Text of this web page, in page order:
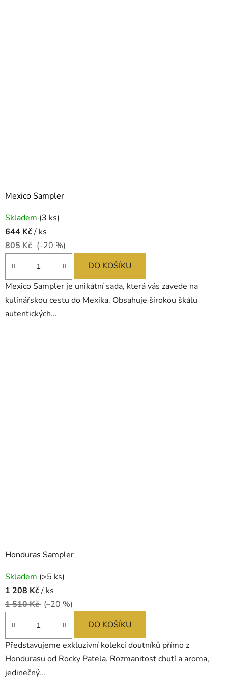
Mexico Sampler
Skladem (3 ks)
644 Kč/ ks
805 Kč (–20 %)
DO KOŠÍKU
Mexico Sampler je unikátní sada, která vás zavede na
kulinářskou cestu do Mexika. Obsahuje širokou škálu
autentických...
Honduras Sampler
Skladem (>5 ks)
1 208 Kč/ ks
1 510 Kč (–20 %)
DO KOŠÍKU
Představujeme exkluzivní kolekci doutníků přímo z
Hondurasu od Rocky Patela. Rozmanitost chutí a aroma,
jedinečný...